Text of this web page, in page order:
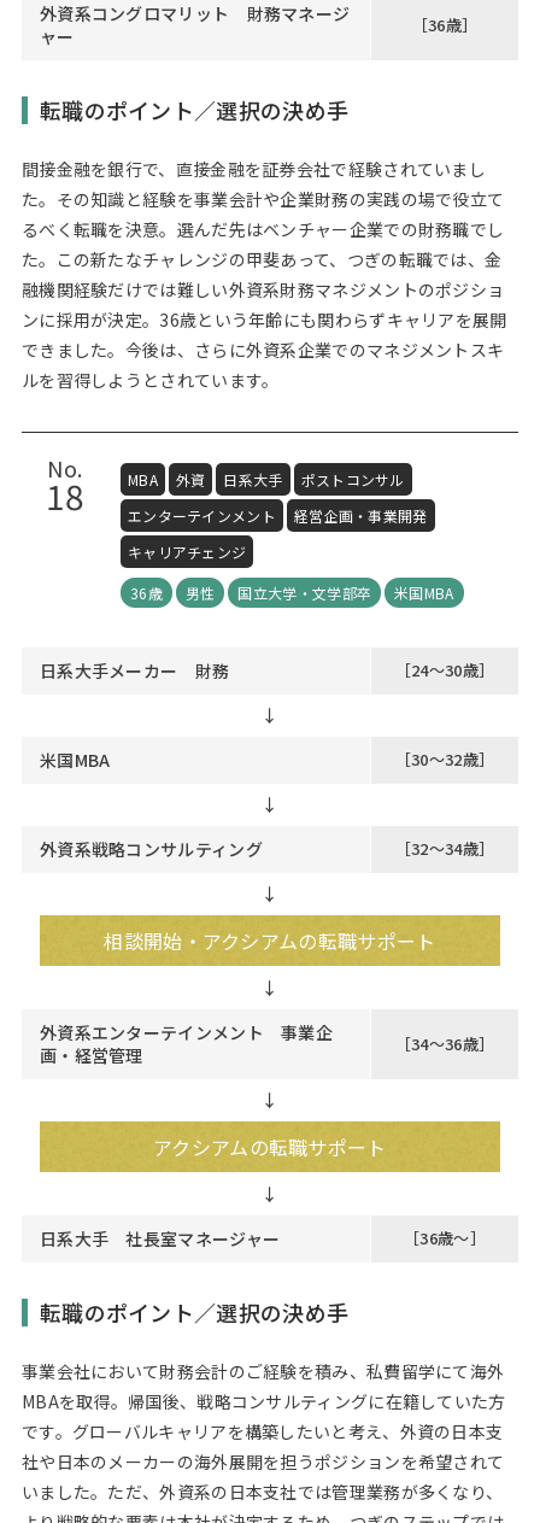
外資系コングロマリット 財務マネージ
ャー
［36歳］
転職のポイント／選択の決め手
間接金融を銀行で、直接金融を証券会社で経験されていまし
た。その知識と経験を事業会計や企業財務の実践の場で役立て
るべく転職を決意。選んだ先はベンチャー企業での財務職でし
た。この新たなチャレンジの甲斐あって、つぎの転職では、金
融機関経験だけでは難しい外資系財務マネジメントのポジショ
ンに採用が決定。36歳という年齢にも関わらずキャリアを展開
できました。今後は、さらに外資系企業でのマネジメントスキ
ルを習得しようとされています。
No.
18 MBA 外資 日系大手
ポストコンサル
エンターテインメント
経営企画・事業開発
キャリアチェンジ
36歳
男性 国立大学・文学部卒 米国MBA
日系大手メーカー 財務 ［24～30歳］
↓
米国MBA
［30～32歳］
↓
外資系戦略コンサルティング
［32～34歳］
↓
相談開始・アクシアムの転職サポート
外資系エンターテインメント 事業企
画・経営管理
［34～36歳］
↓
アクシアムの転職サポート
日系大手 社長室マネージャー ［36歳～］
転職のポイント／選択の決め手
事業会社において財務会計のご経験を積み、私費留学にて海外
MBAを取得。帰国後、戦略コンサルティングに在籍していた方
です。グローバルキャリアを構築したいと考え、外資の日本支
社や日本のメーカーの海外展開を担うポジションを希望されて
いました。ただ、外資系の日本支社では管理業務が多くなり、